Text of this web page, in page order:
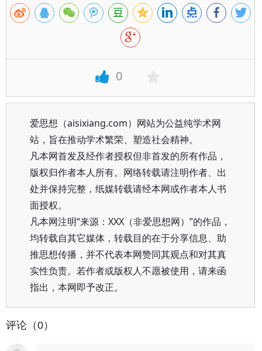
0
爱思想（aisixiang.com）网站为公益纯学术网
站，旨在推动学术繁荣、塑造社会精神。
凡本网首发及经作者授权但非首发的所有作品，
版权归作者本人所有。网络转载请注明作者、出
处并保持完整，纸媒转载请经本网或作者本人书
面授权。
凡本网注明“来源：XXX（非爱思想网）”的作品，
均转载自其它媒体，转载目的在于分享信息、助
推思想传播，并不代表本网赞同其观点和对其真
实性负责。若作者或版权人不愿被使用，请来函
指出，本网即予改正。
评论（0）